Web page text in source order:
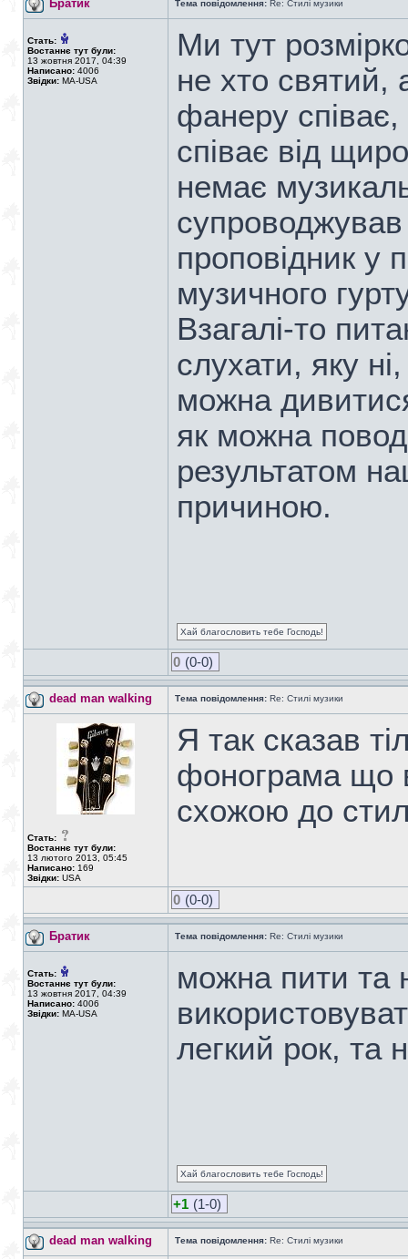
Братик Тема повідомлення: Re: Стилі музики
Стать:
Востаннє тут були:
13 жовтня 2017, 04:39
Написано: 4006
Звідки: MA-USA
Ми тут
не хто святий,
фанеру
співає від
немає
проповідник у
музичного
Взагалі-то
слухати, яку
можна
як можна
результатом
причиною.
Хай благословить тебе Господь!
0 (0-0)
dead man walking Тема повідомлення: Re: Стилі музики
Стать:
Востаннє тут були:
13 лютого 2013, 05:45
Написано: 169
Звідки: USA
Я так сказав
фонограма що
схожою до
0 (0-0)
Братик Тема повідомлення: Re: Стилі музики
Стать:
Востаннє тут були:
13 жовтня 2017, 04:39
Написано: 4006
Звідки: MA-USA
можна пити та
легкий рок, та
Хай благословить тебе Господь!
+1 (1-0)
dead man walking Тема повідомлення: Re: Стилі музики